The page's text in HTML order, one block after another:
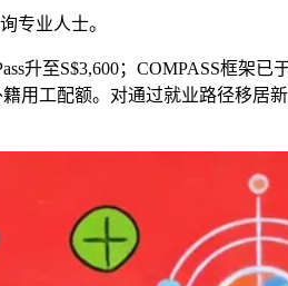
专业人士。
升至S$3,600；COMPASS框架
用工配额。对通过就业路径移居